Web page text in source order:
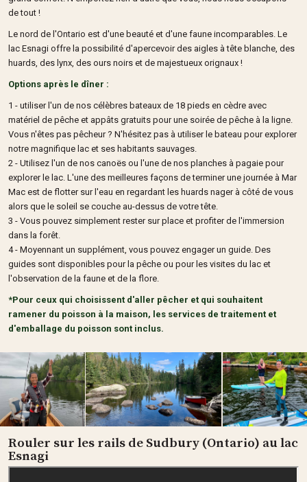
de tout !
Le nord de l'Ontario est d'une beauté et d'une faune incomparables. Le
lac Esnagi offre la possibilité d'apercevoir des aigles à tête blanche, des
huards, des lynx, des ours noirs et de majestueux orignaux !
Options après le dîner :
1 - utiliser l'un de nos célèbres bateaux de 18 pieds en cèdre avec
matériel de pêche et appâts gratuits pour une soirée de pêche à la ligne.
Vous n'êtes pas pêcheur ? N'hésitez pas à utiliser le bateau pour explorer
notre magnifique lac et ses habitants sauvages.
2 - Utilisez l'un de nos canoës ou l'une de nos planches à pagaie pour
explorer le lac. L'une des meilleures façons de terminer une journée à Mar
Mac est de flotter sur l'eau en regardant les huards nager à côté de vous
alors que le soleil se couche au-dessus de votre tête.
3 - Vous pouvez simplement rester sur place et profiter de l'immersion
dans la forêt.
4 - Moyennant un supplément, vous pouvez engager un guide. Des
guides sont disponibles pour la pêche ou pour les visites du lac et
l'observation de la faune et de la flore.
*Pour ceux qui choisissent d'aller pêcher et qui souhaitent
ramener du poisson à la maison, les services de traitement et
d'emballage du poisson sont inclus.
Rouler sur les rails de Sudbury (Ontario) au lac
Esnagi